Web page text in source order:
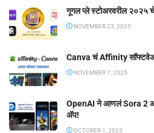
गूगल प्ले स्टोअरवरील २०२५ चे
NOVEMBER 23, 2025
Canva चं Affinity
NOVEMBER 7, 2025
OpenAI ने आणलं Sora 2
अ‍ॅप!
OCTOBER 1, 2025